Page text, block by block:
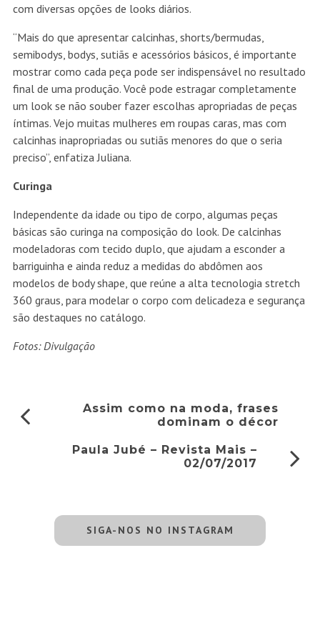
com diversas opções de looks diários.
“Mais do que apresentar calcinhas, shorts/bermudas,
semibodys, bodys, sutiãs e acessórios básicos, é importante
mostrar como cada peça pode ser indispensável no resultado
final de uma produção. Você pode estragar completamente
um look se não souber fazer escolhas apropriadas de peças
íntimas. Vejo muitas mulheres em roupas caras, mas com
calcinhas inapropriadas ou sutiãs menores do que o seria
preciso”, enfatiza Juliana.
Curinga
Independente da idade ou tipo de corpo, algumas peças
básicas são curinga na composição do look. De calcinhas
modeladoras com tecido duplo, que ajudam a esconder a
barriguinha e ainda reduz a medidas do abdômen aos
modelos de body shape, que reúne a alta tecnologia stretch
360 graus, para modelar o corpo com delicadeza e segurança
são destaques no catálogo.
Fotos: Divulgação
Assim como na moda, frases
dominam o décor
Paula Jubé – Revista Mais –
02/07/2017
SIGA-NOS NO INSTAGRAM